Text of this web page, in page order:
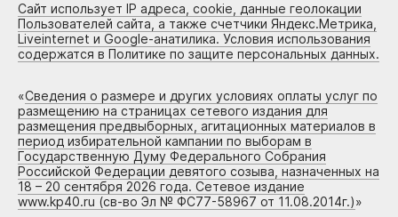
Сайт использует IP адреса, cookie, данные геолокации
Пользователей сайта, а также счетчики Яндекс.Метрика,
Liveinternet и Google-анатилика. Условия использования
содержатся в Политике по защите персональных данных.
«Сведения о размере и других условиях оплаты услуг по
размещению на страницах сетевого издания для
размещения предвыборных, агитационных материалов в
период избирательной кампании по выборам в
Государственную Думу Федерального Собрания
Российской Федерации девятого созыва, назначенных на
18 – 20 сентября 2026 года. Сетевое издание
www.kp40.ru (св-во Эл № ФС77-58967 от 11.08.2014г.)»